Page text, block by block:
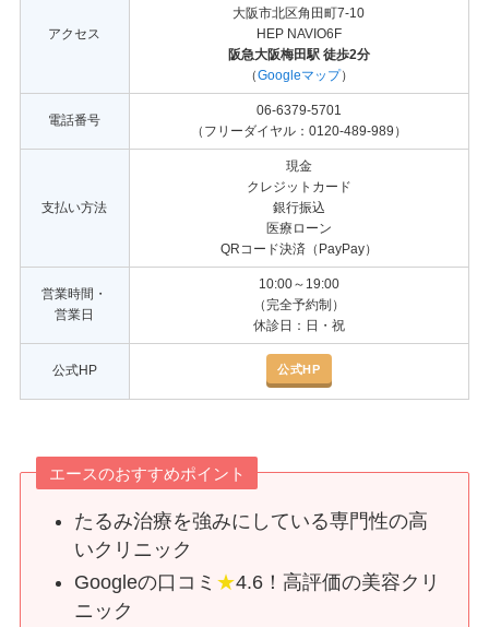
アクセス
大阪市北区角田町7-10
HEP NAVIO6F
阪急大阪梅田駅 徒歩2分
（Googleマップ）
電話番号
06-6379-5701
（フリーダイヤル：0120-489-989）
支払い方法
現金
クレジットカード
銀行振込
医療ローン
QRコード決済（PayPay）
営業時間・
営業日
10:00～19:00
（完全予約制）
休診日：日・祝
公式HP 公式HP
エースのおすすめポイント
たるみ治療を強みにしている専門性の高
いクリニック
Googleの口コミ ★4.6！高評価の美容クリ
ニック